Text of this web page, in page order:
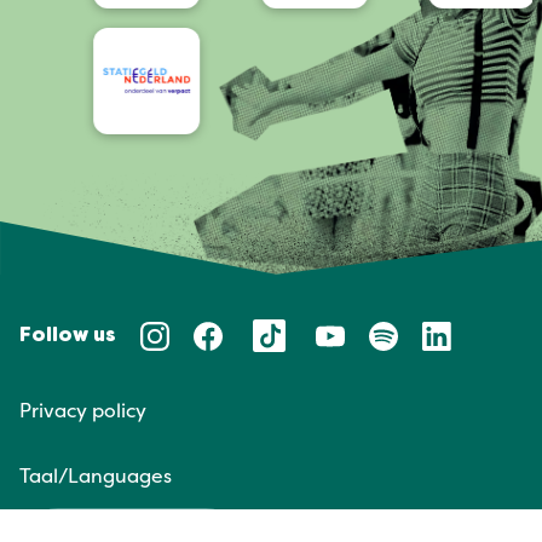
Follow us
Privacy policy
Taal/Languages